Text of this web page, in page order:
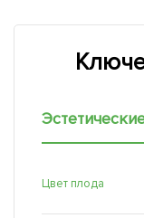
Цвет плода